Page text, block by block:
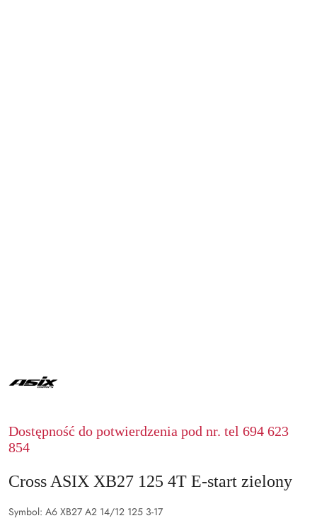
Dostępność do potwierdzenia pod nr. tel 694 623
854
Cross ASIX XB27 125 4T E-start zielony
Symbol: A6 XB27 A2 14/12 125 3-17